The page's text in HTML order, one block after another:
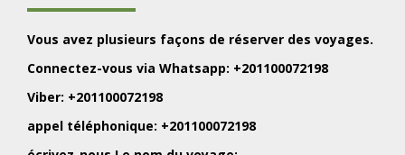
Vous avez plusieurs façons de réserver des voyages.
Connectez-vous via Whatsapp: +201100072198
Viber: +201100072198
appel téléphonique: +201100072198